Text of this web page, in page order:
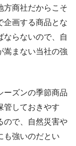
方商社だからこそ
企画する商品とな
ならないので、自
嵩まない当社の強
ーズンの季節商品
管しておきやす
ので、自然災害や
も強いのだとい